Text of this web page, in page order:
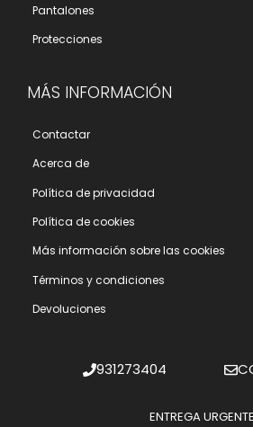
Pantalones
Protecciones
MÁS INFORMACIÓN
Contactar
Acerca de
Polí­tica de privacidad
Polí­tica de cookies
Más información sobre las cookies
Términos y condiciones
Devoluciones
931273404
ENTREGA URGENTE